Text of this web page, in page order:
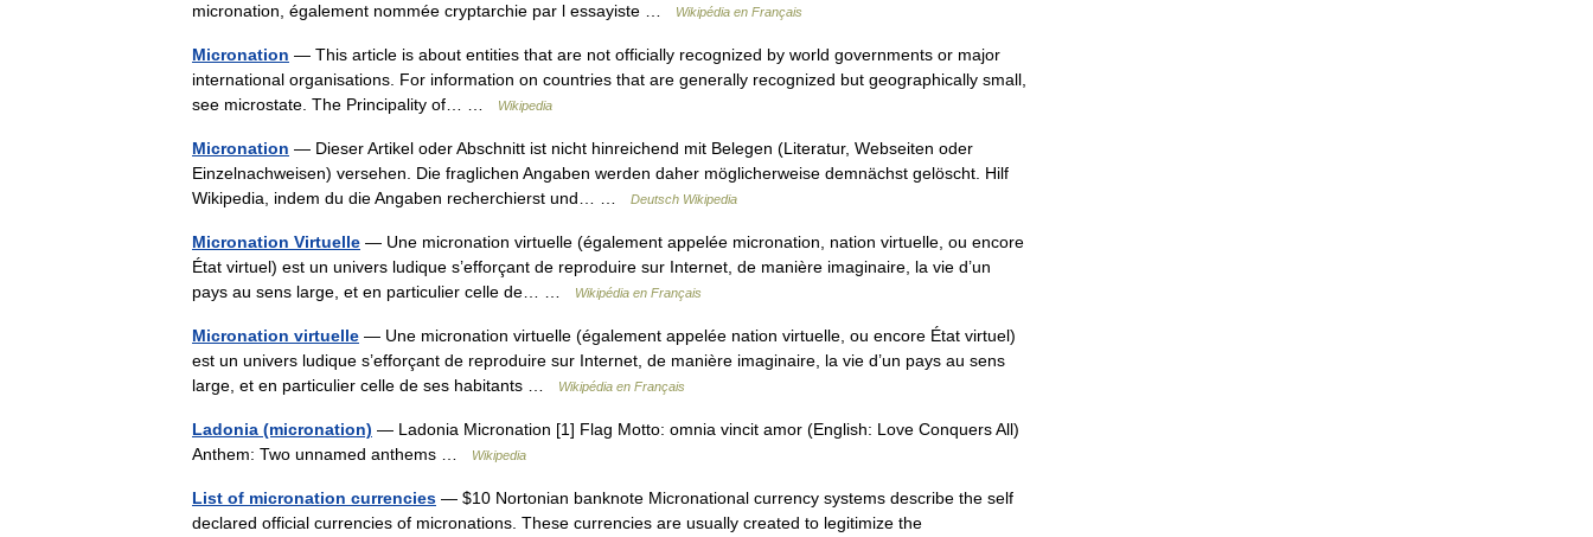
micronation, également nommée cryptarchie par l essayiste …
Wikipédia en Français
Micronation — This article is about entities that are not officially recognized by world governments or major
international organisations. For information on countries that are generally recognized but geographically small,
see microstate. The Principality of… …
Wikipedia
Micronation — Dieser Artikel oder Abschnitt ist nicht hinreichend mit Belegen (Literatur, Webseiten oder
Einzelnachweisen) versehen. Die fraglichen Angaben werden daher möglicherweise demnächst gelöscht. Hilf
Wikipedia, indem du die Angaben recherchierst und… …
Deutsch Wikipedia
Micronation Virtuelle — Une micronation virtuelle (également appelée micronation, nation virtuelle, ou encore
État virtuel) est un univers ludique s’efforçant de reproduire sur Internet, de manière imaginaire, la vie d’un
pays au sens large, et en particulier celle de… …
Wikipédia en Français
Micronation virtuelle — Une micronation virtuelle (également appelée nation virtuelle, ou encore État virtuel)
est un univers ludique s’efforçant de reproduire sur Internet, de manière imaginaire, la vie d’un pays au sens
large, et en particulier celle de ses habitants …
Wikipédia en Français
Ladonia (micronation) — Ladonia Micronation [1] Flag Motto: omnia vincit amor (English: Love Conquers All)
Anthem: Two unnamed anthems …
Wikipedia
List of micronation currencies — $10 Nortonian banknote Micronational currency systems describe the self
declared official currencies of micronations. These currencies are usually created to legitimize the